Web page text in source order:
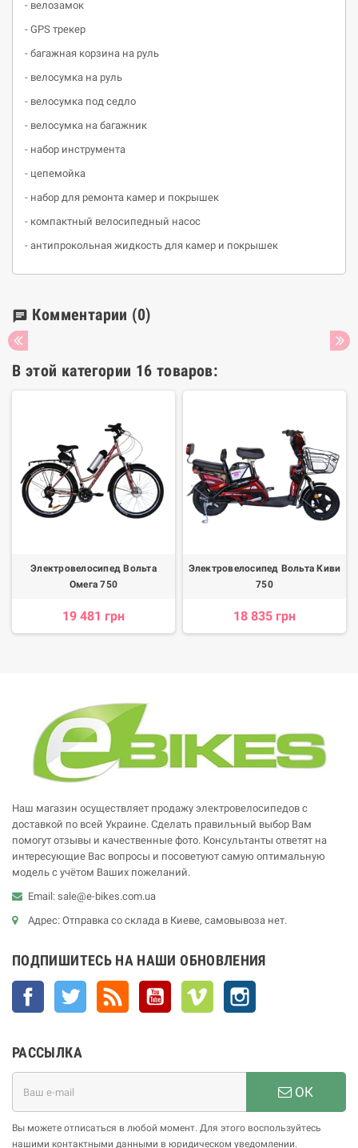
- велозамок
- GPS трекер
- багажная корзина на руль
- велосумка на руль
- велосумка под седло
- велосумка на багажник
- набор инструмента
- цепемойка
- набор для ремонта камер и покрышек
- компактный велосипедный насос
- антипрокольная жидкость для камер и покрышек
chat Комментарии (0)
В этой категории 16 товаров:
Электровелосипед Вольта
Омега 750
19 481 грн
Электровелосипед Вольта Киви
750
18 835 грн
Наш магазин осуществляет продажу электровелосипедов с
доставкой по всей Украине. Сделать правильный выбор Вам
помогут отзывы и качественные фото. Консультанты ответят на
интересующие Вас вопросы и посоветуют самую оптимальную
модель с учётом Ваших пожеланий.
Email: sale@e-bikes.com.ua
Адрес: Отправка со склада в Киеве, самовывоза нет.
ПОДПИШИТЕСЬ НА НАШИ ОБНОВЛЕНИЯ
Facebook Twitter YouTube Vimeo
РАССЫЛКА
ОК
Вы можете отписаться в любой момент. Для этого воспользуйтесь
нашими контактными данными в юридическом уведомлении.